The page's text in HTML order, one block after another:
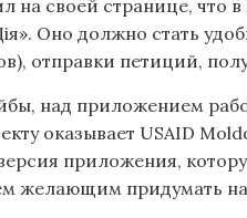
на своей странице, что
Оно должно стать
отправки петиций,
над приложением
оказывает USAID
приложения,
желающим придумать